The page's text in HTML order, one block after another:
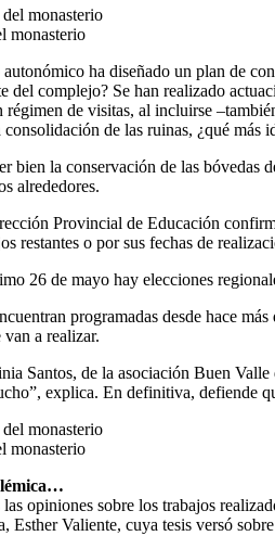
monasterio
ha diseñado un plan de
del complejo? Se han realizado
régimen de visitas, al incluirse
de las ruinas, ¿qué más
bien la conservación de las
alrededores.
Provincial de Educación
restantes o por sus fechas de
26 de mayo hay elecciones
programadas desde hace
van a realizar.
Santos, de la asociación Buen
explica. En definitiva, defiende
monasterio
opiniones sobre los trabajos
Esther Valiente, cuya tesis versó